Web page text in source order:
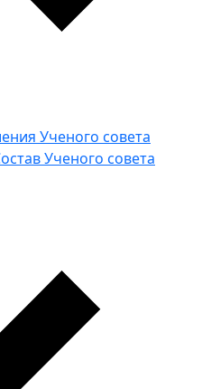
Ученого совета
Ученого совета